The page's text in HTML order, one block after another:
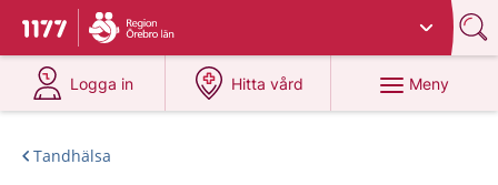
Till startsidan för 1177
Du har valt region
Logga in
på 1177.se
Hitta vård
på 1177.se
Meny
Tandhälsa